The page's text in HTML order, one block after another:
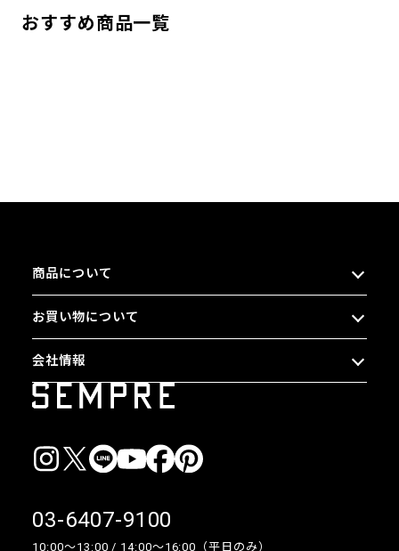
おすすめ商品一覧
商品について
お買い物について
会社情報
03-6407-9100
10:00〜13:00 / 14:00〜16:00（平日のみ）